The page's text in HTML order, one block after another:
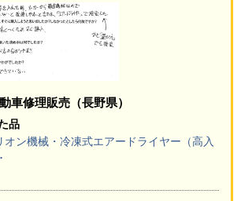
車修理販売（長野県）
品
オン機械・冷凍式エアードライヤー（高入